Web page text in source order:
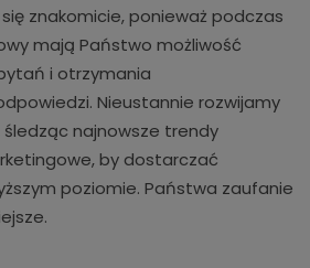
znakomicie, ponieważ podczas
mają Państwo możliwość
i otrzymania
Nieustannie rozwijamy
najnowsze trendy
by dostarczać
poziomie. Państwa zaufanie